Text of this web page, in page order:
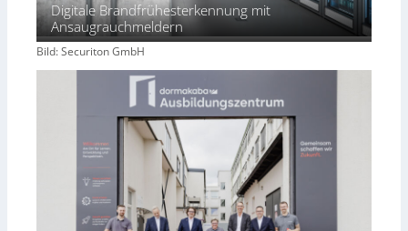
Digitale Brandfrühesterkennung mit
Ansaugrauchmeldern
Bild: Securiton GmbH